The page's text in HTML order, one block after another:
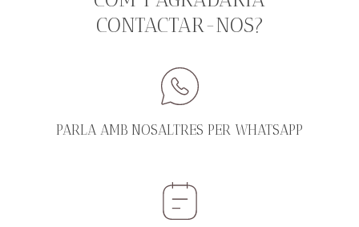
CONTACTAR-NOS?
PARLA AMB NOSALTRES PER WHATSAPP